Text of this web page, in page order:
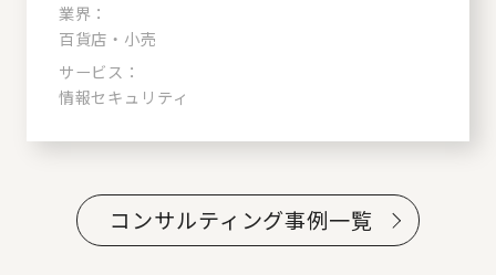
業界：
百貨店・小売
サービス：
情報セキュリティ
コンサルティング事例一覧